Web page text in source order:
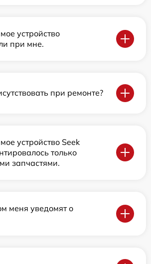
устройство
при мне.
при ремонте?
устройство Seek
только
запчастями.
меня уведомят о